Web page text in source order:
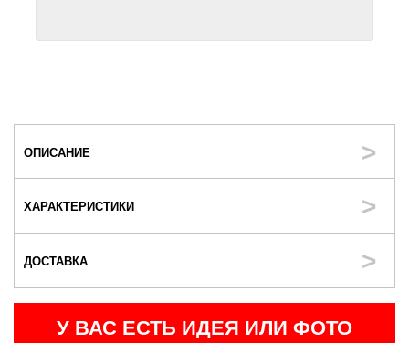
ОПИСАНИЕ
ХАРАКТЕРИСТИКИ
ДОСТАВКА
У ВАС ЕСТЬ ИДЕЯ ИЛИ ФОТО